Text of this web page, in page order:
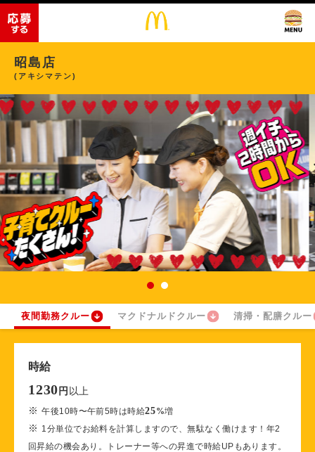
昭島店
(アキシマテン)
夜間勤務クルー マクドナルドクルー 清掃・配膳クルー
時給
1230 円 以上
※午後10時〜午前5時は時給25%増
※ 1分単位でお給料を計算しますので、無駄なく働けます！年2
回昇給の機会あり。トレーナー等への昇進で時給UPもあります。